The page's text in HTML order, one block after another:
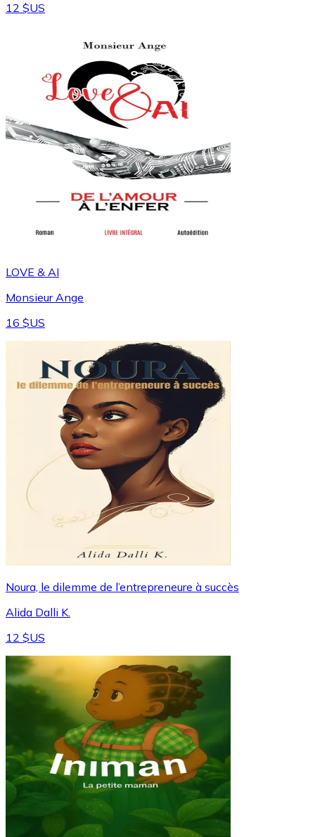
12 $US
LOVE & AI
Monsieur Ange
16 $US
Noura, le dilemme de l’entrepreneure à succès
Alida Dalli K.
12 $US